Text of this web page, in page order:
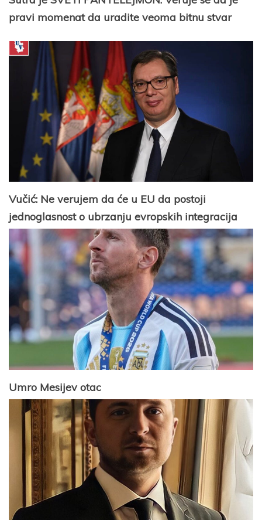
pravi momenat da uradite veoma bitnu stvar
Vučić: Ne verujem da će u EU da postoji
jednoglasnost o ubrzanju evropskih integracija
Umro Mesijev otac